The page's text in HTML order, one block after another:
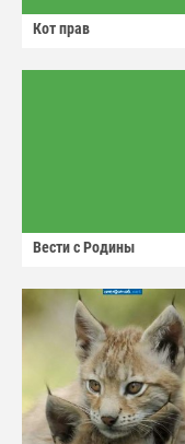
Кот прав
Вести с Родины